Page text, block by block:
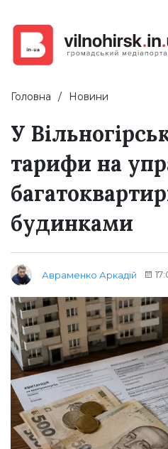
Головна Новини
У
тарифи на
будинками
Авраменко Аркадій